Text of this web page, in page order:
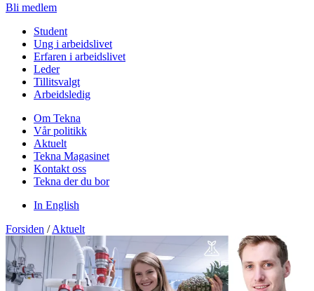
Bli medlem
Student
Ung i arbeidslivet
Erfaren i arbeidslivet
Leder
Tillitsvalgt
Arbeidsledig
Om Tekna
Vår politikk
Aktuelt
Tekna Magasinet
Kontakt oss
Tekna der du bor
In English
Forsiden / Aktuelt